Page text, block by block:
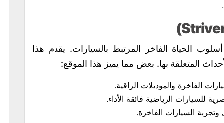
الحياة الفاخر المرتبط بالسيارات. يقدم هذا
المتعلقة بها. بعض مما يميز هذا الموقع:
الفاخرة والموديلات الراقية.
للسيارات الرياضية فائقة الأداء.
السيارات الفاخرة.